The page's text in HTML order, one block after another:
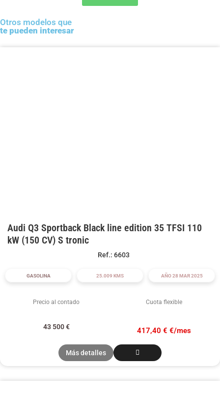
Otros modelos que
te pueden interesar
Audi Q3 Sportback Black line edition 35 TFSI 110
kW (150 CV) S tronic
Ref.: 6603
GASOLINA 25.009 KMS AÑO 28 MAR 2025
Precio al contado Cuota flexible
43 500€ 417,40 € €/mes
Más detalles